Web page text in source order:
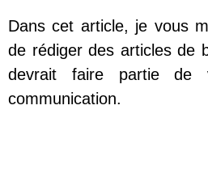
Dans cet article, je vous
de rédiger des articles de
devrait faire partie de
communication.